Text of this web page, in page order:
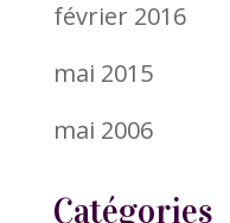
février 2016
mai 2015
mai 2006
Catégories